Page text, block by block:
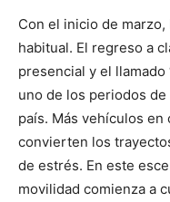
Con el inicio de
habitual. El regreso a
presencial y el llamado
uno de los periodos
país. Más vehículos
convierten los
de estrés. En este
movilidad comienza a